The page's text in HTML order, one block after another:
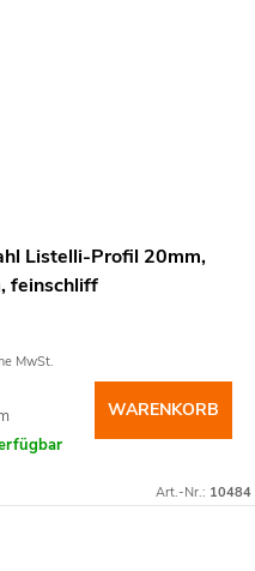
Listelli-Profil 20mm,
feinschliff
MwSt.
WARENKORB
Art.-Nr.: 10484